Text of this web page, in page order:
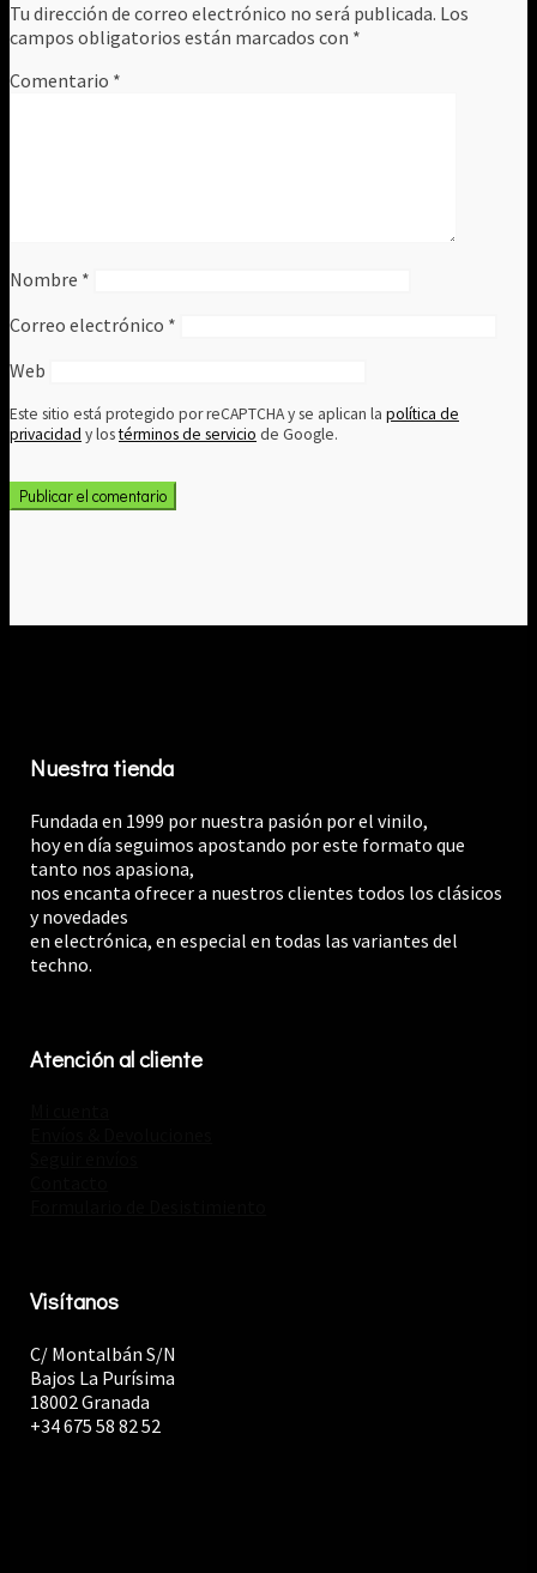
Tu dirección de correo electrónico no será publicada. Los
campos obligatorios están marcados con *
Comentario *
Nombre *
Correo electrónico *
Web
Este sitio está protegido por reCAPTCHA y se aplican la política de
privacidad y lostérminos de servicio de Google.
Nuestra tienda
Fundada en 1999 por nuestra pasión por el vinilo,
hoy en día seguimos apostando por este formato que
tanto nos apasiona,
nos encanta ofrecer a nuestros clientes todos los clásicos
y novedades
en electrónica, en especial en todas las variantes del
techno.
Atención al cliente
Visítanos
C/ Montalbán S/N
Bajos La Purísima
18002 Granada
+34 675 58 82 52